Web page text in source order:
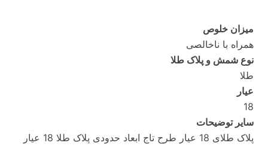
میزان خلوص
همراه با ناخالصی
نوع شمش و پلاک طلا
طلا
عیار
18
سایر توضیحات
پلاک طلای 18 عیار طرح تاج ابعاد حدودی پلاک طلا 18 عیار